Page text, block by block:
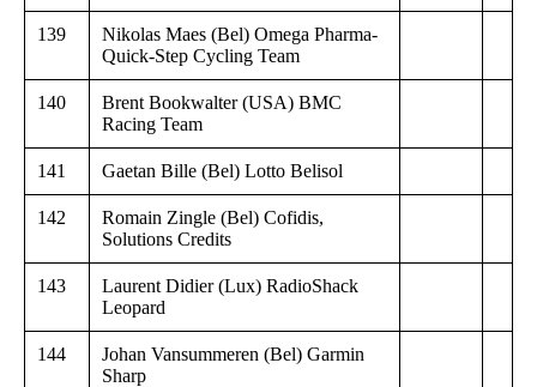
139
Nikolas Maes (Bel) Omega Pharma-
Quick-Step Cycling Team
140
Brent Bookwalter (USA) BMC
Racing Team
141 Gaetan Bille (Bel) Lotto Belisol
142
Romain Zingle (Bel) Cofidis,
Solutions Credits
143
Laurent Didier (Lux) RadioShack
Leopard
144
Johan Vansummeren (Bel) Garmin
Sharp